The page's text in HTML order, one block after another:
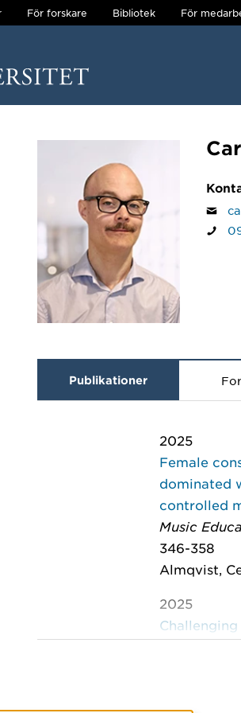
För forskare Bibliotek För
Publikationer
2025
Female
dominated
controlled
Music
346-358
Almqvist,
2025